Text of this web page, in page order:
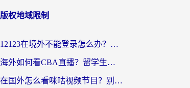
版权地域限制
12123在境外不能登录怎么办？海外党亲测有效的回国加速方案
海外如何看CBA直播？留学生亲测有效的体育赛事观看指南
在国外怎么看咪咕视频节目？别让地域限制挡住你的追剧自由